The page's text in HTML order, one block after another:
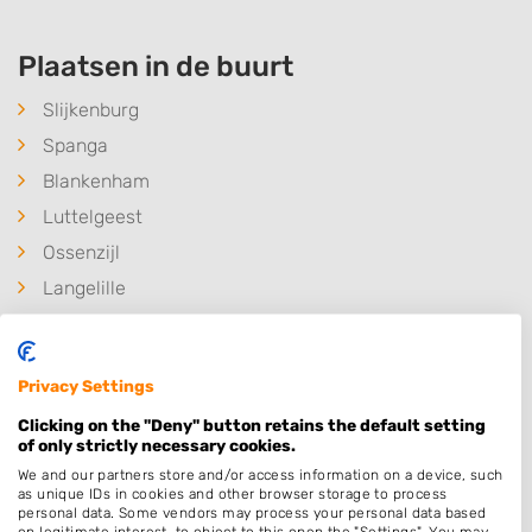
Plaatsen in de buurt
Slijkenburg
Spanga
Blankenham
Luttelgeest
Ossenzijl
Langelille
Nijetrijne
Munnekeburen
Kalenberg
IJsselham
Privacy Settings
Clicking on the "Deny" button retains the default setting
of only strictly necessary cookies.
We and our partners store and/or access information on a device, such
as unique IDs in cookies and other browser storage to process
personal data. Some vendors may process your personal data based